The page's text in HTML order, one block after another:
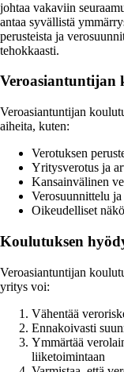
johtaa vakaviin
antaa syvällistä
perusteista ja
tehokkaasti.
Veroasiantuntijan
Veroasiantuntijan
aiheita, kuten:
Verotuksen
Yritysverotus ja
Kansainvälinen
Verosuunnittelu
Oikeudelliset
Koulutuksen
Veroasiantuntijan
yritys voi:
Vähentää
Ennakoivasti
Ymmärtää
liiketoimintaan